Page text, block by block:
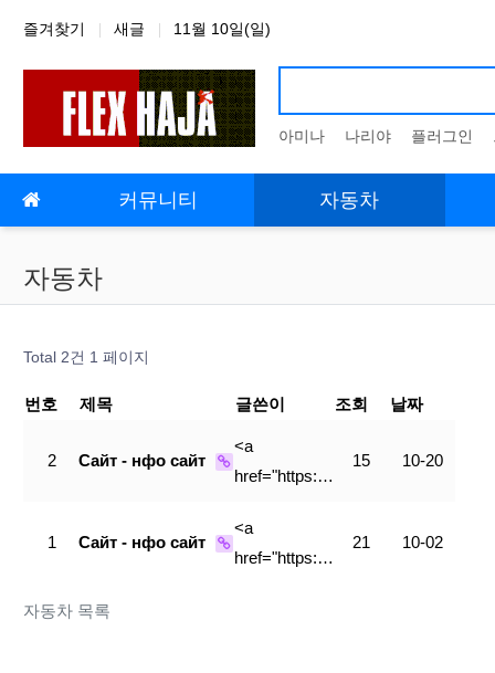
상단 네비
즐겨찾기 새글 11월 10일(일)
아미나 나리야 플러그인
메인 메뉴 커뮤니티 자동차
자동차
Total 2건 1 페이지
자동차 목록
번호 제목 글쓴이 조회 날짜
2 Сайт - нфо сайт
<a
href="https:…
15 10-20
1 Сайт - нфо сайт
<a
href="https:…
21 10-02